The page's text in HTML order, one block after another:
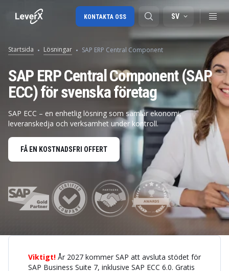
SAP-konsulttjänster
SAP Ariba
SV
KONTAKTA OSS
Startsida Lösningar SAP ERP Central Component
SAP ERP Central Component (SAP
ECC) för svenska företag
SAP ECC – en enhetlig lösning som samlar ekonomi,
leveranskedja och verksamhet under kontroll.
FÅ EN KOSTNADSFRI OFFERT
Viktigt! År 2027 kommer SAP att avsluta stödet för
SAP Business Suite 7, inklusive SAP ECC 6.0. Gratis